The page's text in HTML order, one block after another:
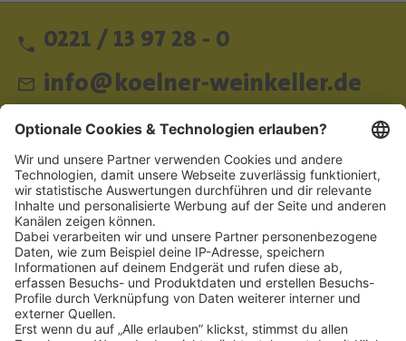
0221 / 13 97 28 - 0
info@koelner-weinkeller.de
Schnellzugriff
ZAHLUNGSMETHODEN
SOCIAL
NEWSLETTER